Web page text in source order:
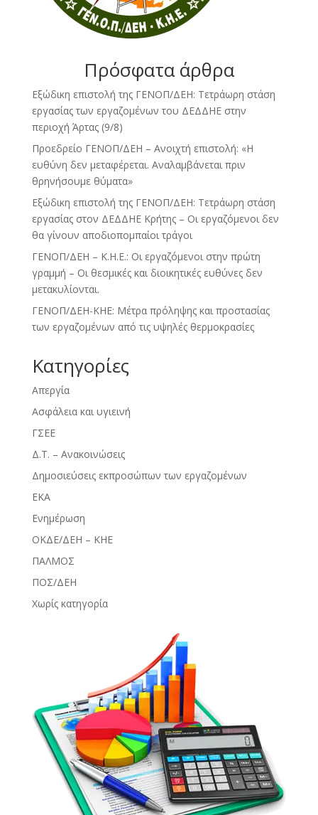
Πρόσφατα άρθρα
Εξώδικη επιστολή της ΓΕΝΟΠ/ΔΕΗ: Τετράωρη στάση
εργασίας των εργαζομένων του ΔΕΔΔΗΕ στην
περιοχή Άρτας (9/8)
Προεδρείο ΓΕΝΟΠ/ΔΕΗ – Ανοιχτή επιστολή: «Η
ευθύνη δεν μεταφέρεται. Αναλαμβάνεται πριν
θρηνήσουμε θύματα»
Εξώδικη επιστολή της ΓΕΝΟΠ/ΔΕΗ: Τετράωρη στάση
εργασίας στον ΔΕΔΔΗΕ Κρήτης – Οι εργαζόμενοι δεν
θα γίνουν αποδιοπομπαίοι τράγοι
ΓΕΝΟΠ/ΔΕΗ – Κ.Η.Ε.: Οι εργαζόμενοι στην πρώτη
γραμμή – Οι θεσμικές και διοικητικές ευθύνες δεν
μετακυλίονται.
ΓΕΝΟΠ/ΔΕΗ-ΚΗΕ: Μέτρα πρόληψης και προστασίας
των εργαζομένων από τις υψηλές θερμοκρασίες
Kατηγορίες
Απεργία
Ασφάλεια και υγιεινή
ΓΣΕΕ
Δ.Τ. – Ανακοινώσεις
Δημοσιεύσεις εκπροσώπων των εργαζομένων
ΕΚΑ
Ενημέρωση
ΟΚΔΕ/ΔΕΗ – ΚΗΕ
ΠΑΛΜΟΣ
ΠΟΣ/ΔΕΗ
Χωρίς κατηγορία